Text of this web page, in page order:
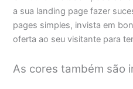
a sua landing page fazer
pages simples, invista em
oferta ao seu visitante para
As cores também são